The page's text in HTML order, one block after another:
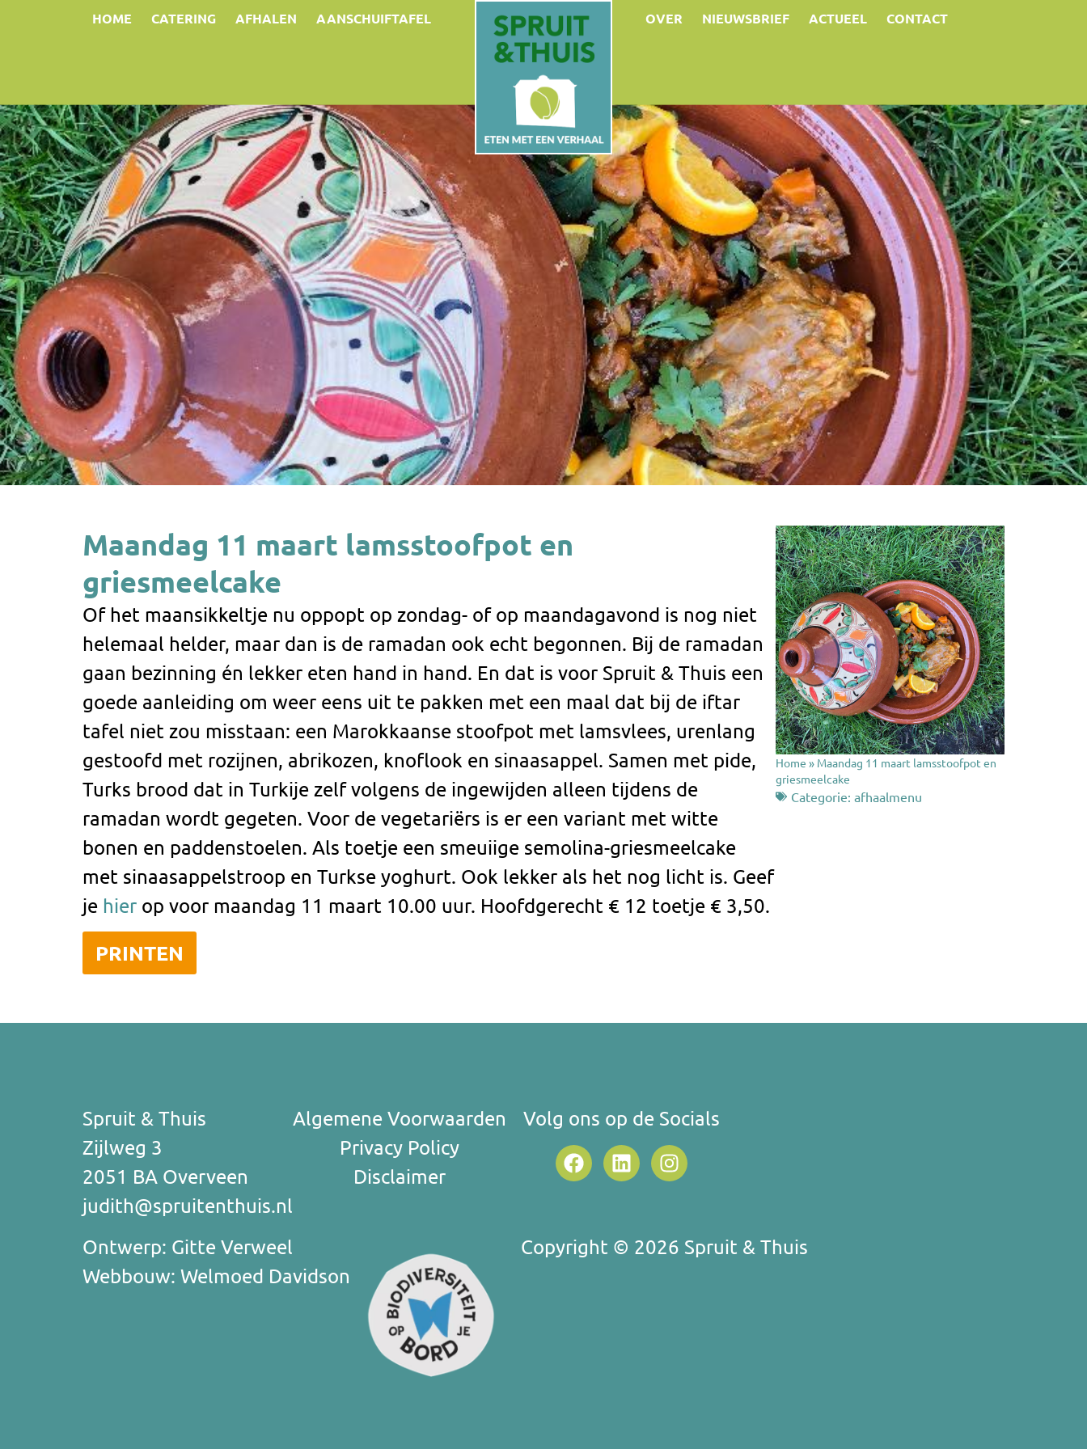
HOME CATERING AFHALEN AANSCHUIFTAFEL OVER NIEUWSBRIEF ACTUEEL CONTACT
Maandag 11 maart lamsstoofpot en
griesmeelcake
Of het maansikkeltje nu oppopt op zondag- of op maandagavond is nog niet
helemaal helder, maar dan is de ramadan ook echt begonnen. Bij de ramadan
gaan bezinning én lekker eten hand in hand. En dat is voor Spruit & Thuis een
goede aanleiding om weer eens uit te pakken met een maal dat bij de iftar
tafel niet zou misstaan: een Marokkaanse stoofpot met lamsvlees, urenlang
gestoofd met rozijnen, abrikozen, knoflook en sinaasappel. Samen met pide,
Turks brood dat in Turkije zelf volgens de ingewijden alleen tijdens de
ramadan wordt gegeten. Voor de vegetariërs is er een variant met witte
bonen en paddenstoelen. Als toetje een smeuiige semolina-griesmeelcake
met sinaasappelstroop en Turkse yoghurt. Ook lekker als het nog licht is. Geef
je hier op voor maandag 11 maart 10.00 uur. Hoofdgerecht € 12 toetje € 3,50.
PRINTEN
Home » Maandag 11 maart lamsstoofpot en
griesmeelcake
Categorie:afhaalmenu
Spruit & Thuis
Zijlweg 3
2051 BA Overveen
judith@spruitenthuis.nl
Algemene Voorwaarden
Privacy Policy
Disclaimer
Volg ons op de Socials
Ontwerp: Gitte Verweel
Webbouw: Welmoed Davidson
Copyright © 2026 Spruit & Thuis